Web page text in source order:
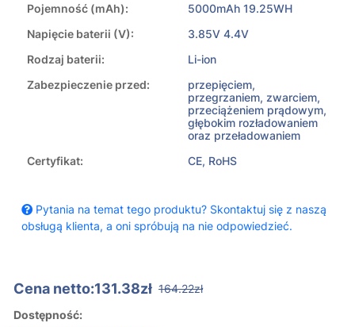
Pojemność (mAh):
5000mAh 19.25WH
Napięcie baterii (V):
3.85V 4.4V
Rodzaj baterii:
Li-ion
Zabezpieczenie przed:
przepięciem,
przegrzaniem, zwarciem,
przeciążeniem prądowym,
głębokim rozładowaniem
oraz przeładowaniem
Certyfikat:
CE, RoHS
Pytania na temat tego produktu? Skontaktuj się z naszą
obsługą klienta, a oni spróbują na nie odpowiedzieć.
Cena netto:131.38zł 164.22zł
Dostępność: